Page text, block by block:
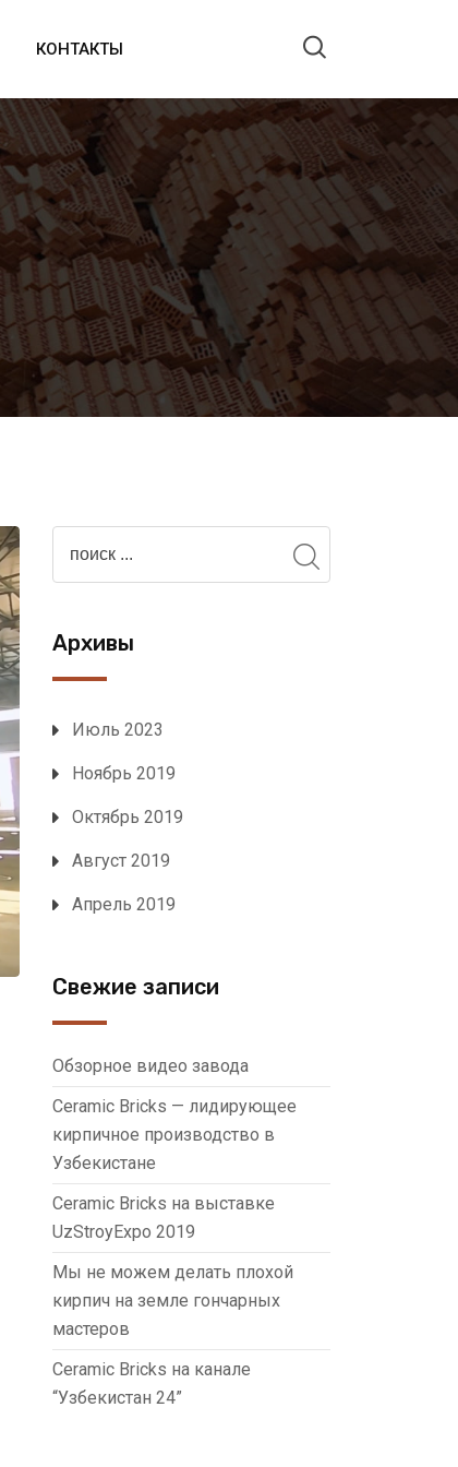
КОНТАКТЫ
Архивы
Июль 2023
Ноябрь 2019
Октябрь 2019
Август 2019
Апрель 2019
Свежие записи
Обзорное видео завода
Ceramic Bricks — лидирующее
кирпичное производство в
Узбекистане
Ceramic Bricks на выставке
UzStroyExpo 2019
Мы не можем делать плохой
кирпич на земле гончарных
мастеров
Ceramic Bricks на канале
“Узбекистан 24”